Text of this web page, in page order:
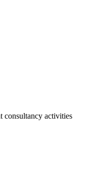
consultancy activities